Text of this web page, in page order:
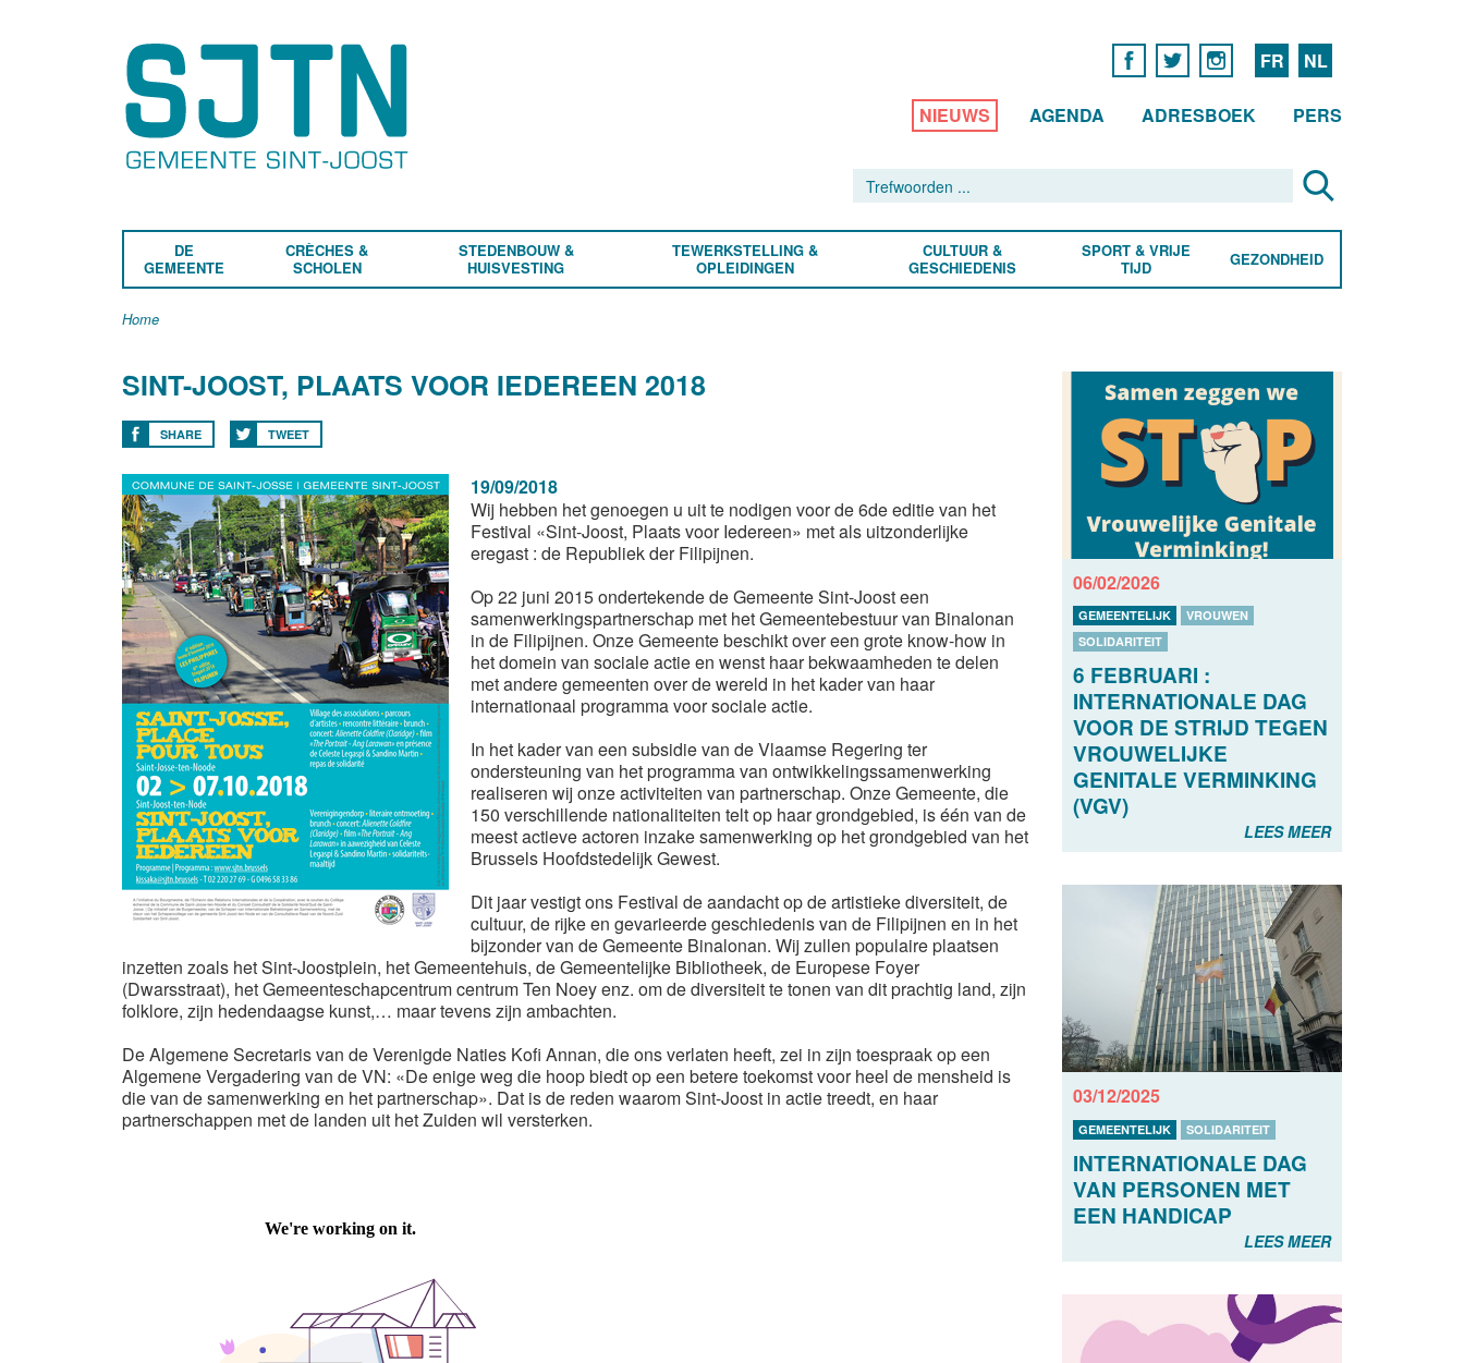
FR NL
NIEUWS AGENDA ADRESBOEK PERS
DE
GEMEENTE
CRÈCHES &
SCHOLEN
STEDENBOUW &
HUISVESTING
TEWERKSTELLING &
OPLEIDINGEN
CULTUUR &
GESCHIEDENIS
SPORT & VRIJE
TIJD
GEZONDHEID
Home
SINT-JOOST, PLAATS VOOR IEDEREEN 2018
SHARE TWEET
19/09/2018
Wij hebben het genoegen u uit te nodigen voor de 6de editie van het
Festival «Sint-Joost, Plaats voor Iedereen» met als uitzonderlijke
eregast : de Republiek der Filipijnen.
Op 22 juni 2015 ondertekende de Gemeente Sint-Joost een
samenwerkingspartnerschap met het Gemeentebestuur van Binalonan
in de Filipijnen. Onze Gemeente beschikt over een grote know-how in
het domein van sociale actie en wenst haar bekwaamheden te delen
met andere gemeenten over de wereld in het kader van haar
internationaal programma voor sociale actie.
In het kader van een subsidie van de Vlaamse Regering ter
ondersteuning van het programma van ontwikkelingssamenwerking
realiseren wij onze activiteiten van partnerschap. Onze Gemeente, die
150 verschillende nationaliteiten telt op haar grondgebied, is één van de
meest actieve actoren inzake samenwerking op het grondgebied van het
Brussels Hoofdstedelijk Gewest.
Dit jaar vestigt ons Festival de aandacht op de artistieke diversiteit, de
cultuur, de rijke en gevarieerde geschiedenis van de Filipijnen en in het
bijzonder van de Gemeente Binalonan. Wij zullen populaire plaatsen
inzetten zoals het Sint-Joostplein, het Gemeentehuis, de Gemeentelijke Bibliotheek, de Europese Foyer
(Dwarsstraat), het Gemeenteschapcentrum centrum Ten Noey enz. om de diversiteit te tonen van dit prachtig land, zijn
folklore, zijn hedendaagse kunst,… maar tevens zijn ambachten.
De Algemene Secretaris van de Verenigde Naties Kofi Annan, die ons verlaten heeft, zei in zijn toespraak op een
Algemene Vergadering van de VN: «De enige weg die hoop biedt op een betere toekomst voor heel de mensheid is
die van de samenwerking en het partnerschap». Dat is de reden waarom Sint-Joost in actie treedt, en haar
partnerschappen met de landen uit het Zuiden wil versterken.
06/02/2026
GEMEENTELIJK
VROUWEN
SOLIDARITEIT
6 FEBRUARI :
INTERNATIONALE DAG
VOOR DE STRIJD TEGEN
VROUWELIJKE
GENITALE VERMINKING
(VGV)
LEES MEER
03/12/2025
GEMEENTELIJK SOLIDARITEIT
INTERNATIONALE DAG
VAN PERSONEN MET
EEN HANDICAP
LEES MEER